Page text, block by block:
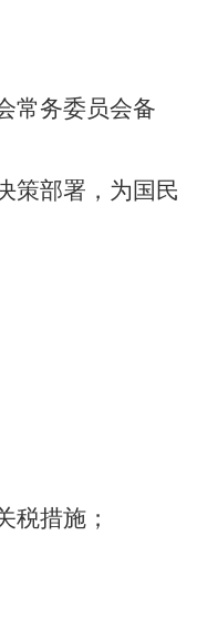
常务委员会备
策部署，为国民
税措施；